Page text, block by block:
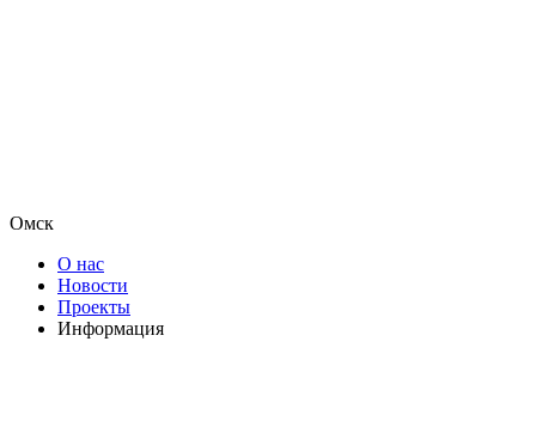
Омск
О нас
Новости
Проекты
Информация